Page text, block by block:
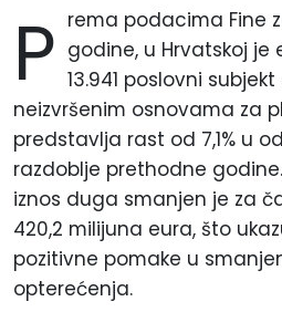
P rema podacima Fine
godine, u Hrvatskoj
13.941 poslovni
neizvršenim osnovama za
predstavlja rast od 7,1% u
razdoblje prethodne
iznos duga smanjen je za
420,2 milijuna eura, što
pozitivne pomake u
opterećenja.